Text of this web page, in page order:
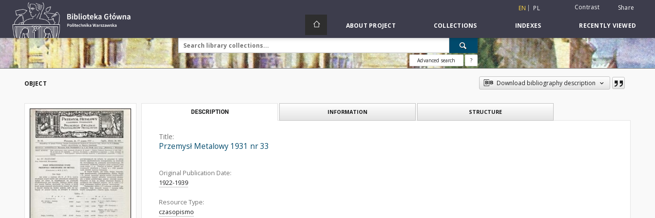
EN PL Contrast Share
ABOUT PROJECT COLLECTIONS INDEXES RECENTLY VIEWED
Advanced search ?
OBJECT Download bibliography description
DESCRIPTION INFORMATION STRUCTURE
Title:
Przemysł Metalowy 1931 nr 33
Original Publication Date:
1922-1939
Resource Type:
czasopismo